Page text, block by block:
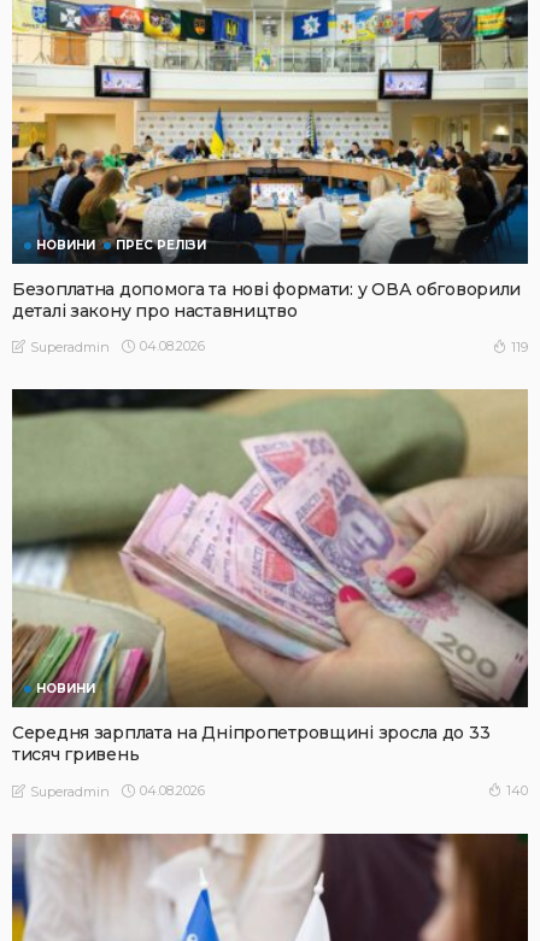
НОВИНИ ПРЕС РЕЛІЗИ
Безоплатна допомога та нові формати: у ОВА обговорили
деталі закону про наставництво
Superadmin 04.08.2026 119
НОВИНИ
Середня зарплата на Дніпропетровщині зросла до 33
тисяч гривень
Superadmin 04.08.2026 140